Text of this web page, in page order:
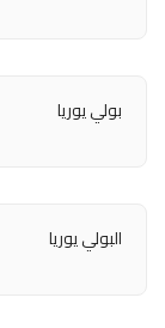
بولي يوريا
البولي يوريا